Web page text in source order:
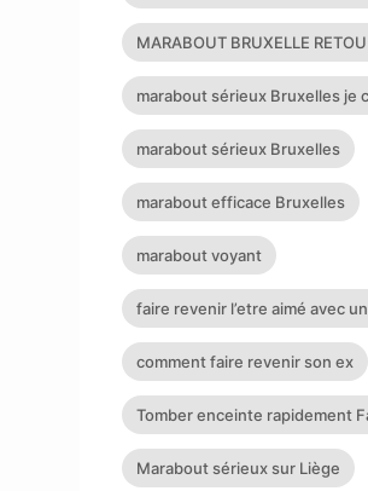
Allemagne
MARABOUT BRUXELLE
marabout sérieux Bruxelles je
puissant marabout
marabout sérieux Bruxelles
marabout efficace Bruxelles
marabout voyant
faire revenir l’etre aimé avec
comment faire revenir son ex
Tomber enceinte rapidement
son ex Retour affectif
Marabout sérieux sur Liège